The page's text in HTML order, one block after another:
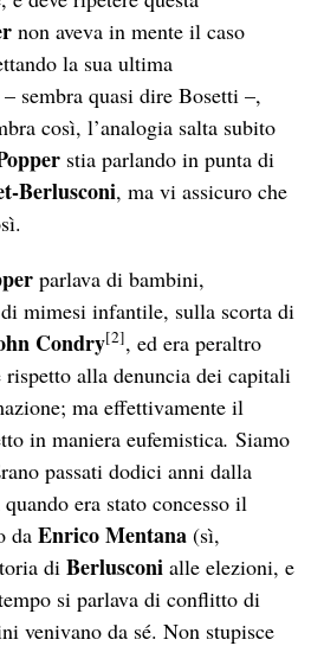
non aveva in mente il caso
la sua ultima
sembra quasi dire Bosetti –,
così, l’analogia salta subito
stia parlando in punta di
Berlusconi, ma vi assicuro che
parlava di bambini,
mimesi infantile, sulla scorta di
Condry[2], ed era peraltro
rispetto alla denuncia dei capitali
ma effettivamente il
in maniera eufemistica.Siamo
passati dodici anni dalla
era stato concesso il
daEnrico Mentana (sì,
diBerlusconi alle elezioni, e
si parlava di conflitto di
venivano da sé. Non stupisce